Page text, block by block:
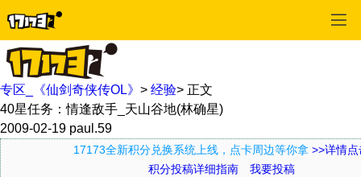
专区_《仙剑奇侠传OL》 > 经验> 正文
40星任务：情逢敌手_天山谷地(林确星)
2009-02-19 paul.59
17173全新积分兑换系统上线，点卡周边等你拿 >>详情点
积分投稿详细指南
我要投稿